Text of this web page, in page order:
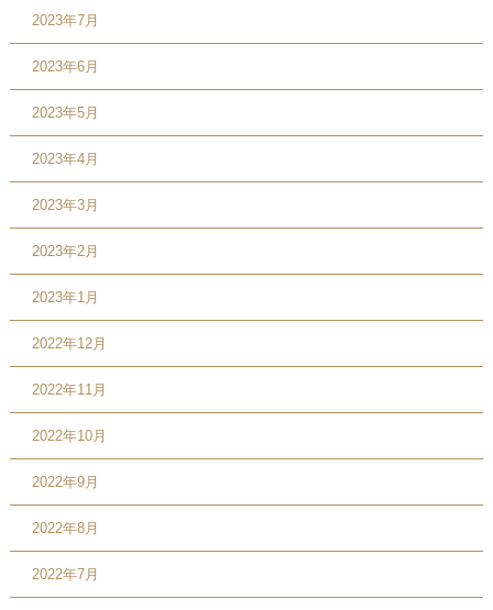
2023年7月
2023年6月
2023年5月
2023年4月
2023年3月
2023年2月
2023年1月
2022年12月
2022年11月
2022年10月
2022年9月
2022年8月
2022年7月